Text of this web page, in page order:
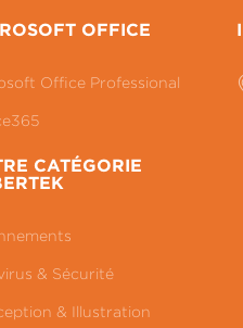
OFFICE
Office Professional
CATÉGORIE
& Sécurité
& Illustration